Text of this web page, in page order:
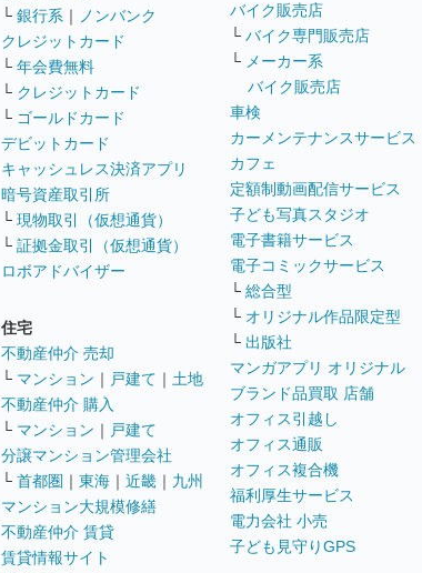
└ 銀行系 ｜
ノンバンク
クレジットカード
└ 年会費無料
└ クレジットカード
└ ゴールドカード
デビットカード
キャッシュレス決済アプリ
暗号資産取引所
└ 現物取引（仮想通貨）
└ 証拠金取引（仮想通貨）
ロボアドバイザー
住宅
不動産仲介 売却
└ マンション ｜ 戸建て ｜ 土地
不動産仲介 購入
└ マンション ｜ 戸建て
分譲マンション管理会社
└ 首都圏 ｜ 東海 ｜ 近畿 ｜ 九州
マンション大規模修繕
不動産仲介 賃貸
賃貸情報サイト
バイク販売店
└ バイク専門販売店
└ メーカー系
バイク販売店
車検
カーメンテナンスサービス
カフェ
定額制動画配信サービス
子ども写真スタジオ
電子書籍サービス
電子コミックサービス
└ 総合型
└ オリジナル作品限定型
└ 出版社
マンガアプリ オリジナル
ブランド品買取 店舗
オフィス引越し
オフィス通販
オフィス複合機
福利厚生サービス
電力会社 小売
子ども見守りGPS